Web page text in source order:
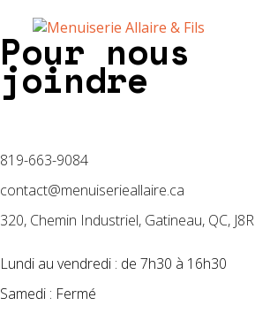
Pour nous
joindre
819-663-9084
contact@menuiserieallaire.ca
320, Chemin Industriel, Gatineau, QC, J8R
Lundi au vendredi : de 7h30 à 16h30
Samedi : Fermé